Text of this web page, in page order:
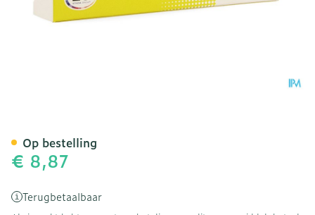
€ 8,87
Terugbetaalbaar
Op bestelling